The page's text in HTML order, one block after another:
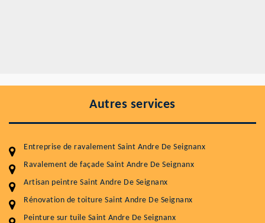
Autres services
Entreprise de ravalement Saint Andre De Seignanx
Ravalement de façade Saint Andre De Seignanx
Artisan peintre Saint Andre De Seignanx
Rénovation de toiture Saint Andre De Seignanx
Peinture sur tuile Saint Andre De Seignanx